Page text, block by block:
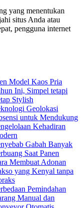
yang menentukan
situs Anda atau
pengguna internet
Model Kaos Pria
Ini, Simpel tetapi
Stylish
Geolokasi
untuk Mendukung
Kehadiran
Gabah Banyak
Saat Panen
Membuat Adonan
yang Kenyal tanpa
Pemindahan
Manual dan